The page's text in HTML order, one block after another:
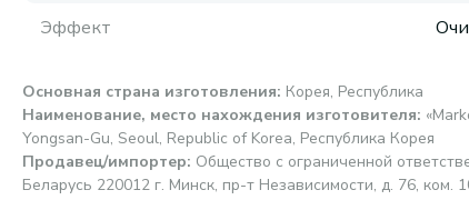
Эффект
Основная страна изготовления: Корея, Республика
Наименование, место нахождения изготовителя:
Yongsan-Gu, Seoul, Republic of Korea, Республика Корея
Продавец/импортер: Общество с ограниченной
Беларусь 220012 г. Минск, пр-т Независимости, д. 76, ком.